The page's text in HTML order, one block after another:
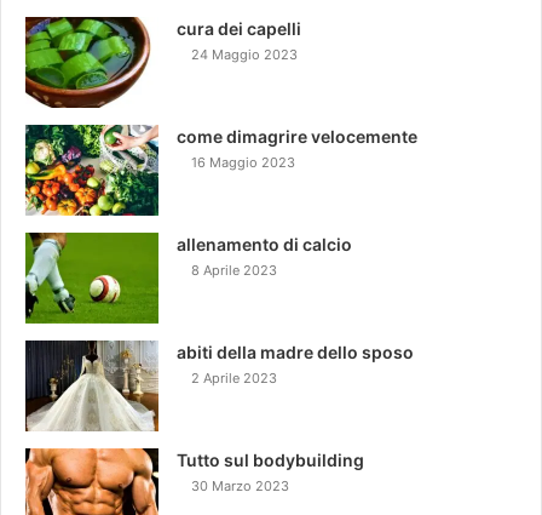
cura dei capelli
24 Maggio 2023
come dimagrire velocemente
16 Maggio 2023
allenamento di calcio
8 Aprile 2023
abiti della madre dello sposo
2 Aprile 2023
Tutto sul bodybuilding
30 Marzo 2023